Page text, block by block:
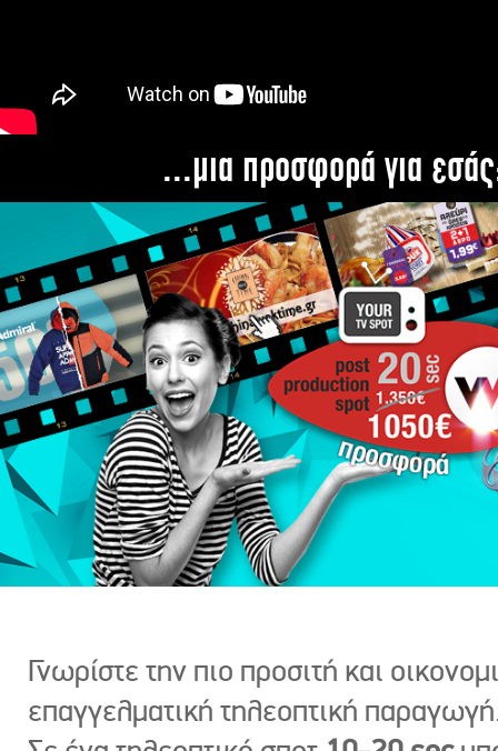
...μια προσφορά για
Γνωρίστε την πιο προσιτή και
επαγγελματική τηλεοπτική